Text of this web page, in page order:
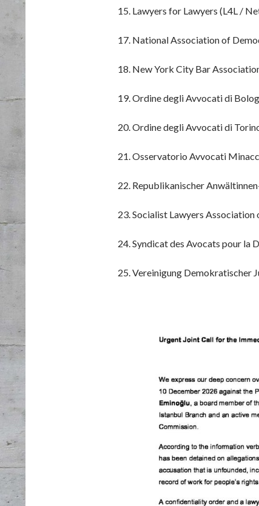
15. Lawyers for Lawyers (L4L /
17. National Association of
18. New York City Bar
19. Ordine degli Avvocati di
20. Ordine degli Avvocati di
21. Osservatorio Avvocati
22. Republikanischer
23. Socialist Lawyers Association
24. Syndicat des Avocats pour la
25. Vereinigung Demokratischer